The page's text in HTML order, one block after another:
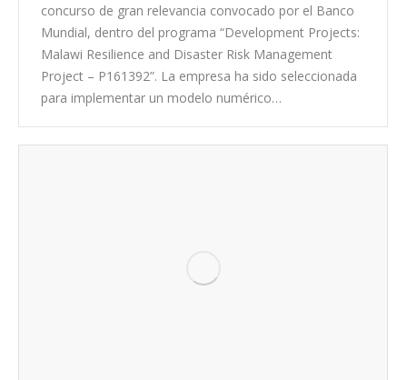
concurso de gran relevancia convocado por el Banco
Mundial, dentro del programa “Development Projects:
Malawi Resilience and Disaster Risk Management
Project – P161392”. La empresa ha sido seleccionada
para implementar un modelo numérico…